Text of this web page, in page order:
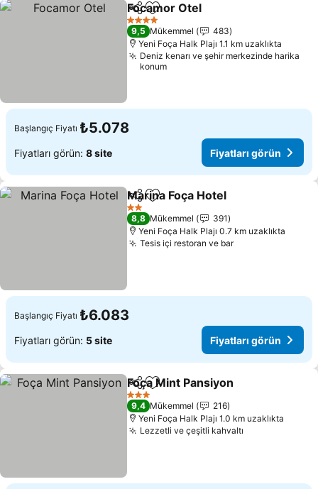
PaylaşFavorilerime ekle
Focamor Otel
4 Yıldız
9,5 Mükemmel
483
Yeni Foça Halk Plajı 1.1 km uzaklıkta
Deniz kenarı ve şehir merkezinde harika
konum
Başlangıç Fiyatı ₺5.078
Fiyatları görün: 8 site Fiyatları görün
PaylaşFavorilerime ekle
Marina Foça Hotel
2 Yıldız
8,8 Mükemmel
391
Yeni Foça Halk Plajı 0.7 km uzaklıkta
Tesis içi restoran ve barFiyatları görün
Başlangıç Fiyatı ₺6.083
Fiyatları görün: 5 site Fiyatları görün
PaylaşFavorilerime ekle
Foça Mint Pansiyon
3 Yıldız
9,4 Mükemmel
216
Yeni Foça Halk Plajı 1.0 km uzaklıkta
Lezzetli ve çeşitli kahvaltı